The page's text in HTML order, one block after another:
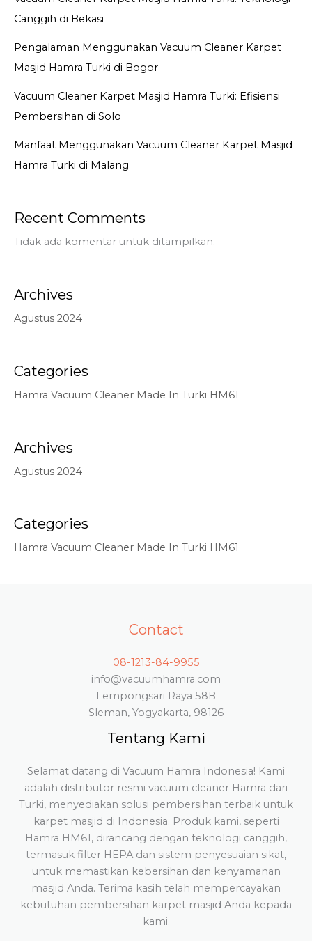
Canggih di Bekasi
Pengalaman Menggunakan Vacuum Cleaner Karpet
Masjid Hamra Turki di Bogor
Vacuum Cleaner Karpet Masjid Hamra Turki: Efisiensi
Pembersihan di Solo
Manfaat Menggunakan Vacuum Cleaner Karpet Masjid
Hamra Turki di Malang
Recent Comments
Tidak ada komentar untuk ditampilkan.
Archives
Agustus 2024
Categories
Hamra Vacuum Cleaner Made In Turki HM61
Archives
Agustus 2024
Categories
Hamra Vacuum Cleaner Made In Turki HM61
Contact
08-1213-84-9955
info@vacuumhamra.com
Lempongsari Raya 58B
Sleman, Yogyakarta, 98126
Tentang Kami
Selamat datang di Vacuum Hamra Indonesia! Kami
adalah distributor resmi vacuum cleaner Hamra dari
Turki, menyediakan solusi pembersihan terbaik untuk
karpet masjid di Indonesia. Produk kami, seperti
Hamra HM61, dirancang dengan teknologi canggih,
termasuk filter HEPA dan sistem penyesuaian sikat,
untuk memastikan kebersihan dan kenyamanan
masjid Anda. Terima kasih telah mempercayakan
kebutuhan pembersihan karpet masjid Anda kepada
kami.